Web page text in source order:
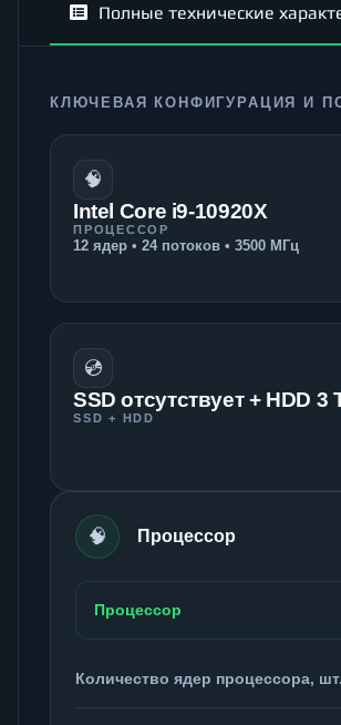
Полные технические
КЛЮЧЕВАЯ КОНФИГУРАЦИЯ И
🧠
Intel Core i9-10920X
ПРОЦЕССОР
12 ядер • 24 потоков • 3500 МГц
💿
SSD отсутствует + HDD 3
SSD + HDD
🧠 Процессор
Процессор
Количество ядер процессора, шт.